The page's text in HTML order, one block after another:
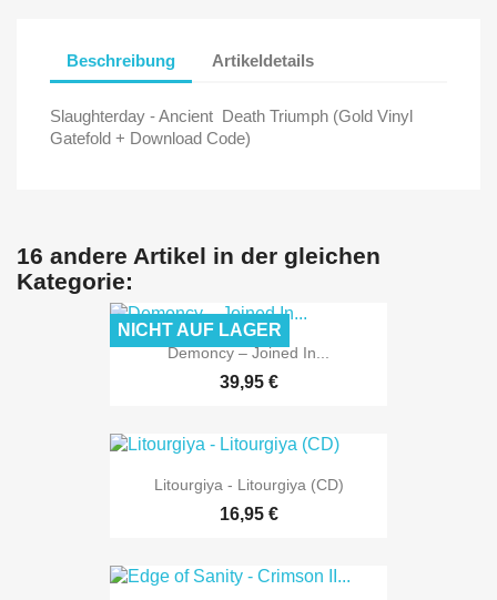
Beschreibung Artikeldetails
Slaughterday - Ancient Death Triumph (Gold Vinyl
Gatefold + Download Code)
16 andere Artikel in der gleichen
Kategorie:
Demoncy ‎– Joined In...
39,95 €
NICHT AUF LAGER
Litourgiya - Litourgiya (CD)
16,95 €